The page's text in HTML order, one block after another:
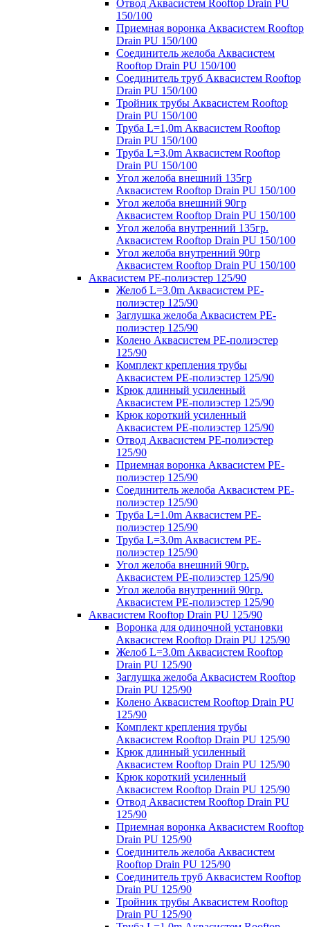
Отвод Аквасистем Rooftop Drain PU
150/100
Приемная воронка Аквасистем Rooftop
Drain PU 150/100
Соединитель желоба Аквасистем
Rooftop Drain PU 150/100
Соединитель труб Аквасистем Rooftop
Drain PU 150/100
Тройник трубы Аквасистем Rooftop
Drain PU 150/100
Труба L=1,0m Аквасистем Rooftop
Drain PU 150/100
Труба L=3,0m Аквасистем Rooftop
Drain PU 150/100
Угол желоба внешний 135гр
Аквасистем Rooftop Drain PU 150/100
Угол желоба внешний 90гр
Аквасистем Rooftop Drain PU 150/100
Угол желоба внутренний 135гр.
Аквасистем Rooftop Drain PU 150/100
Угол желоба внутренний 90гр
Аквасистем Rooftop Drain PU 150/100
Аквасистем PE-полиэстер 125/90
Желоб L=3.0m Аквасистем PE-
полиэстер 125/90
Заглушка желоба Аквасистем PE-
полиэстер 125/90
Колено Аквасистем PE-полиэстер
125/90
Комплект крепления трубы
Аквасистем PE-полиэстер 125/90
Крюк длинный усиленный
Аквасистем PE-полиэстер 125/90
Крюк короткий усиленный
Аквасистем PE-полиэстер 125/90
Отвод Аквасистем РЕ-полиэстер
125/90
Приемная воронка Аквасистем PE-
полиэстер 125/90
Соединитель желоба Аквасистем PE-
полиэстер 125/90
Труба L=1.0m Аквасистем PE-
полиэстер 125/90
Труба L=3.0m Аквасистем PE-
полиэстер 125/90
Угол желоба внешний 90гр.
Аквасистем PE-полиэстер 125/90
Угол желоба внутренний 90гр.
Аквасистем PE-полиэстер 125/90
Аквасистем Rooftop Drain PU 125/90
Воронка для одиночной установки
Аквасистем Rooftop Drain PU 125/90
Желоб L=3.0m Аквасистем Rooftop
Drain PU 125/90
Заглушка желоба Аквасистем Rooftop
Drain PU 125/90
Колено Аквасистем Rooftop Drain PU
125/90
Комплект крепления трубы
Аквасистем Rooftop Drain PU 125/90
Крюк длинный усиленный
Аквасистем Rooftop Drain PU 125/90
Крюк короткий усиленный
Аквасистем Rooftop Drain PU 125/90
Отвод Аквасистем Rooftop Drain PU
125/90
Приемная воронка Аквасистем Rooftop
Drain PU 125/90
Соединитель желоба Аквасистем
Rooftop Drain PU 125/90
Соединитель труб Аквасистем Rooftop
Drain PU 125/90
Тройник трубы Аквасистем Rooftop
Drain PU 125/90